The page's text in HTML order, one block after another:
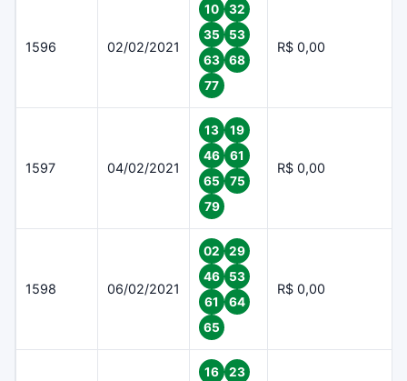
1596 02/02/2021
10
32
35
53
63
68
77
R$ 0,00
1597 04/02/2021
13
19
46
61
65
75
79
R$ 0,00
1598 06/02/2021
02
29
46
53
61
64
65
R$ 0,00
16
23